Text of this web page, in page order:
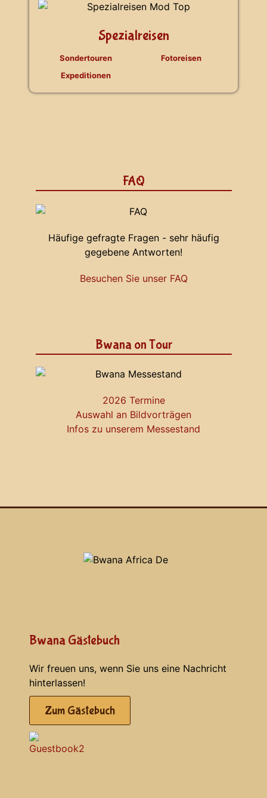
Spezialreisen
Sondertouren
Expeditionen
Fotoreisen
FAQ
Häufige gefragte Fragen - sehr häufig
gegebene Antworten!
Besuchen Sie unser FAQ
Bwana on Tour
2026 Termine
Auswahl an Bildvorträgen
Infos zu unserem Messestand
Bwana Gästebuch
Wir freuen uns, wenn Sie uns eine Nachricht
hinterlassen!
Zum Gästebuch